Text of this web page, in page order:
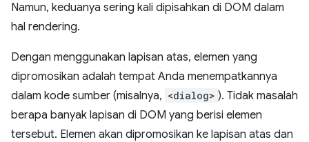
Namun, keduanya sering kali dipisahkan di DOM dalam
hal rendering.
Dengan menggunakan lapisan atas, elemen yang
dipromosikan adalah tempat Anda menempatkannya
dalam kode sumber (misalnya, <dialog> ). Tidak masalah
berapa banyak lapisan di DOM yang berisi elemen
tersebut. Elemen akan dipromosikan ke lapisan atas dan